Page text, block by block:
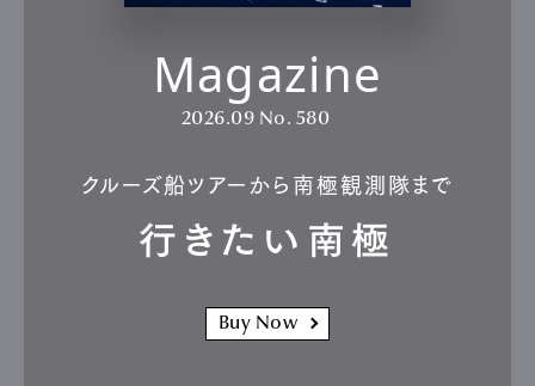
Magazine
2026.09 No. 580
クルーズ船ツアーから南極観測隊まで
行きたい南極
Buy Now